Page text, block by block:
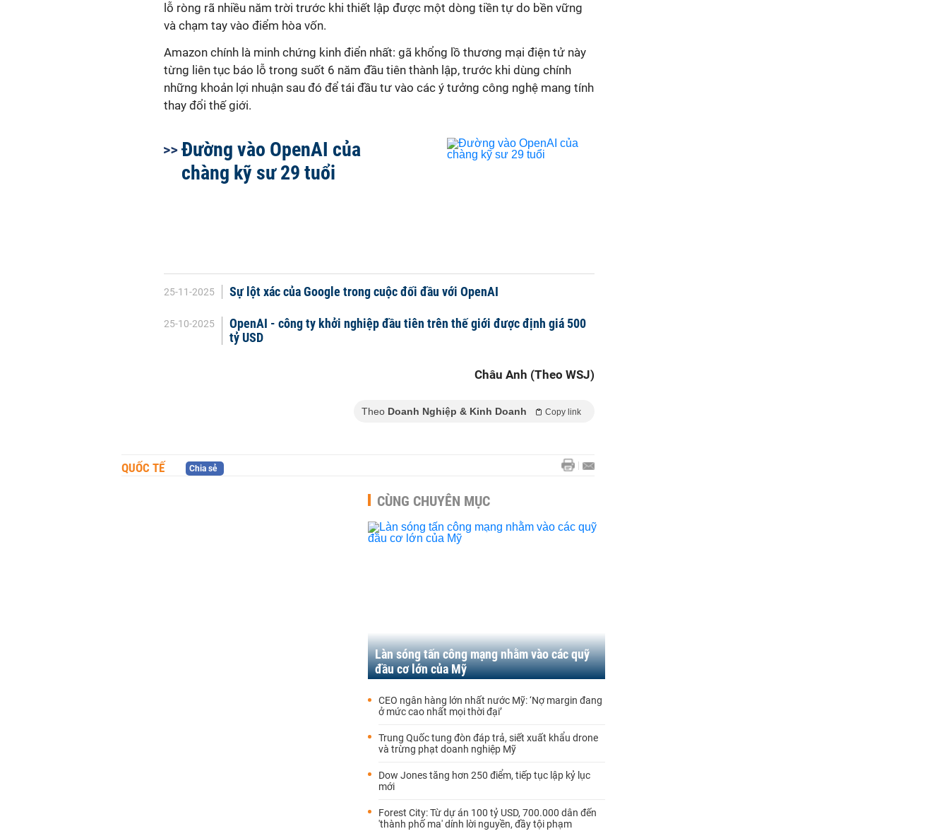
lỗ ròng rã nhiều năm trời trước khi thiết lập được một dòng tiền tự do bền vững
và chạm tay vào điểm hòa vốn.
Amazon chính là minh chứng kinh điển nhất: gã khổng lồ thương mại điện tử này
từng liên tục báo lỗ trong suốt 6 năm đầu tiên thành lập, trước khi dùng chính
những khoản lợi nhuận sau đó để tái đầu tư vào các ý tưởng công nghệ mang tính
thay đổi thế giới.
Đường vào OpenAI của
chàng kỹ sư 29 tuổi
25-11-2025 Sự lột xác của Google trong cuộc đối đầu với OpenAI
25-10-2025
OpenAI - công ty khởi nghiệp đầu tiên trên thế giới được định giá 500
tỷ USD
Châu Anh (Theo WSJ)
Theo Doanh Nghiệp & Kinh Doanh Copy link
QUỐC TẾ Chia sẻ
CÙNG CHUYÊN MỤC
Làn sóng tấn công mạng nhằm vào các quỹ
đầu cơ lớn của Mỹ
CEO ngân hàng lớn nhất nước Mỹ: ‘Nợ margin đang
ở mức cao nhất mọi thời đại’
Trung Quốc tung đòn đáp trả, siết xuất khẩu drone
và trừng phạt doanh nghiệp Mỹ
Dow Jones tăng hơn 250 điểm, tiếp tục lập kỷ lục
mới
Forest City: Từ dự án 100 tỷ USD, 700.000 dân đến
'thành phố ma' dính lời nguyền, đầy tội phạm